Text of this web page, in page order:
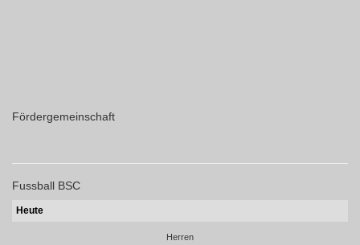
Fördergemeinschaft
Fussball BSC
Heute
Herren